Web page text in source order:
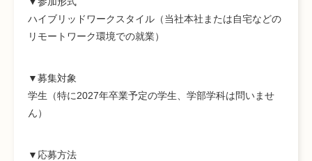
ハイブリッドワークスタイル（当社本社または自宅などの
リモートワーク環境での就業）
▼募集対象
学生（特に2027年卒業予定の学生、学部学科は問いませ
ん）
▼応募方法